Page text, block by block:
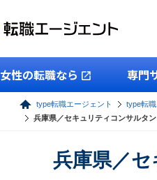
女性の転職なら 専門
type転職エージェント type転
兵庫県／セキュリティコンサルタ
兵庫県／